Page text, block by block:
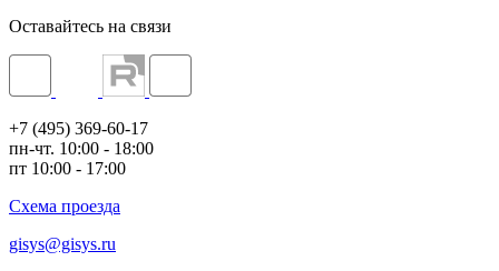
Оставайтесь на связи
+7 (495) 369-60-17
пн-чт. 10:00 - 18:00
пт 10:00 - 17:00
Схема проезда
gisys@gisys.ru